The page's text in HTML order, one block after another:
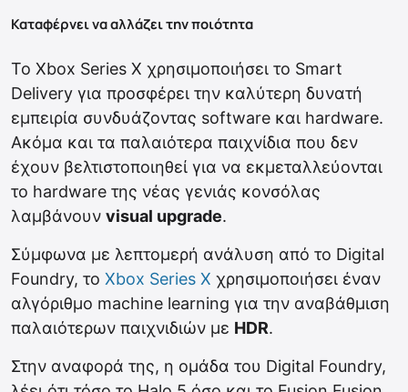
Καταφέρνει να αλλάζει την ποιότητα
Το Xbox Series X χρησιμοποιήσει το Smart
Delivery για προσφέρει την καλύτερη δυνατή
εμπειρία συνδυάζοντας software και hardware.
Ακόμα και τα παλαιότερα παιχνίδια που δεν
έχουν βελτιστοποιηθεί για να εκμεταλλεύονται
το hardware της νέας γενιάς κονσόλας
λαμβάνουν visual upgrade.
Σύμφωνα με λεπτομερή ανάλυση από το Digital
Foundry, το Xbox Series X χρησιμοποιήσει έναν
αλγόριθμο machine learning για την αναβάθμιση
παλαιότερων παιχνιδιών με HDR.
Στην αναφορά της, η ομάδα του Digital Foundry,